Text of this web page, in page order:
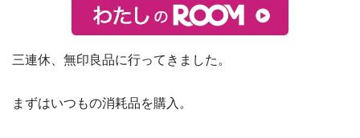
三連休、無印良品に行ってきました。
まずはいつもの消耗品を購入。